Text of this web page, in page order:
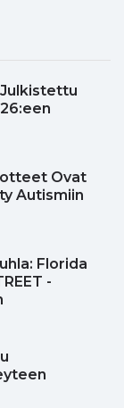
Ovat
Autismiin
Florida
-